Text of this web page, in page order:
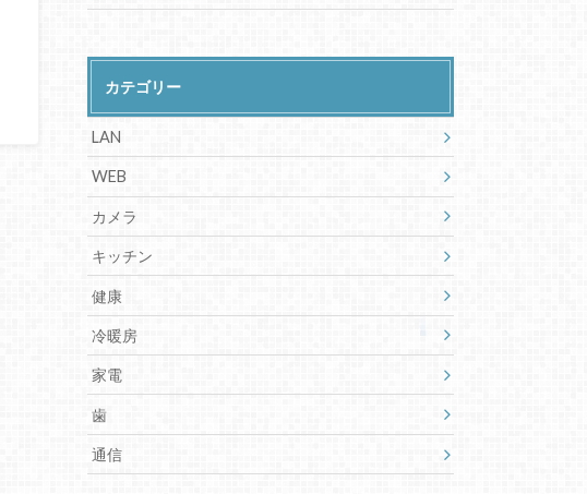
カテゴリー
LAN
WEB
カメラ
キッチン
健康
冷暖房
家電
歯
通信